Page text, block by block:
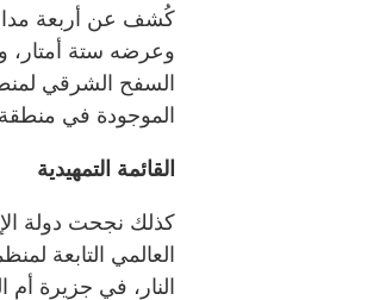
كُشف عن أربعة
وعرضه ستة أمتار،
السفح الشرقي
الموجودة في
القائمة التمهيدية
العالمي التابعة
النار، في جزيرة أم